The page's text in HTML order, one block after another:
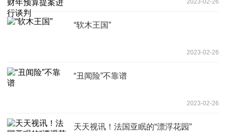
“软木王国”
2023-02-26
“丑闻险”不靠谱
2023-02-26
天天视讯！法国亚眠的“漂浮花园”